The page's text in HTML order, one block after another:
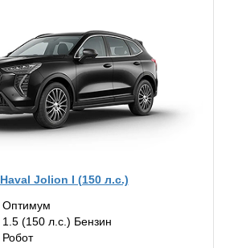
Haval Jolion I (150 л.с.)
Оптимум
1.5 (150 л.с.) Бензин
Робот